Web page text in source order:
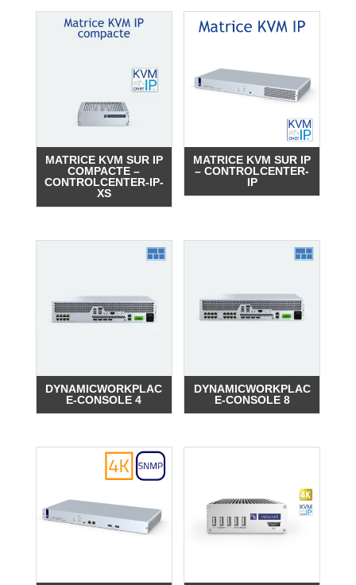
MATRICE KVM SUR IP
COMPACTE –
CONTROLCENTER-IP-
XS
MATRICE KVM SUR IP
– CONTROLCENTER-
IP
DYNAMICWORKPLAC
E-CONSOLE 4
DYNAMICWORKPLAC
E-CONSOLE 8